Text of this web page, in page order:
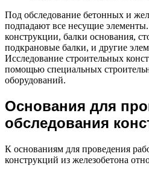
Под обследование бетонных и
подпадают все несущие
конструкции, балки основания,
подкрановые балки, и другие
Исследование строительных
помощью специальных
оборудований.
Основания для
обследования
К основаниям для проведения
конструкций из железобетона